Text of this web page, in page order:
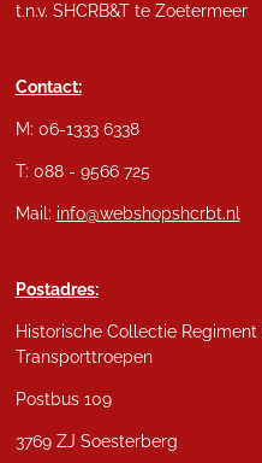
t.n.v. SHCRB&T te Zoetermeer
Contact:
M: 06-1333 6338
T: 088 - 9566 725
Mail: info@webshopshcrbt.nl
Postadres:
Historische Collectie
Transporttroepen
Postbus 109
3769 ZJ Soesterberg